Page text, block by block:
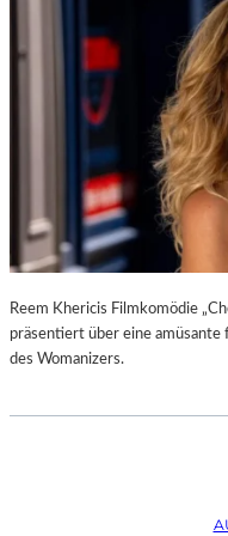
Reem Khericis Filmkomödie
präsentiert über eine amüsante
des Womanizers.